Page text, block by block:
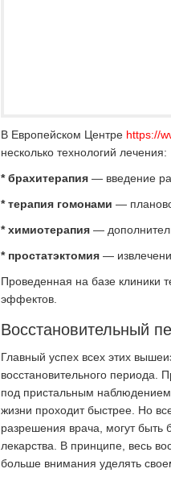
В Европейском Центре https://
несколько технологий лечения:
* брахитерапия ― введение
* терапия гомонами ―
* химиотерапия ―
* простатэктомия ―
Проведенная на базе клиники
эффектов.
Восстановительный
Главный успех всех этих
восстановительного периода.
под пристальным
жизни проходит быстрее. Но
разрешения врача, могут
лекарства. В принципе, весь
больше внимания уделять